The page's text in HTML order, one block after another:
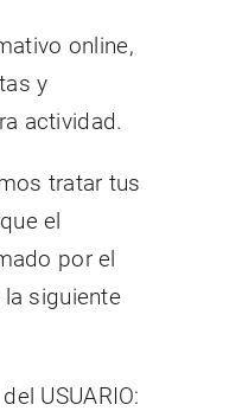
online,
y
actividad.
tratar tus
el
por el
siguiente
USUARIO: